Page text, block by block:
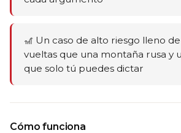
🎢 Un caso de alto riesgo lleno
vueltas que una montaña rusa y
que solo tú puedes dictar
Cómo funciona